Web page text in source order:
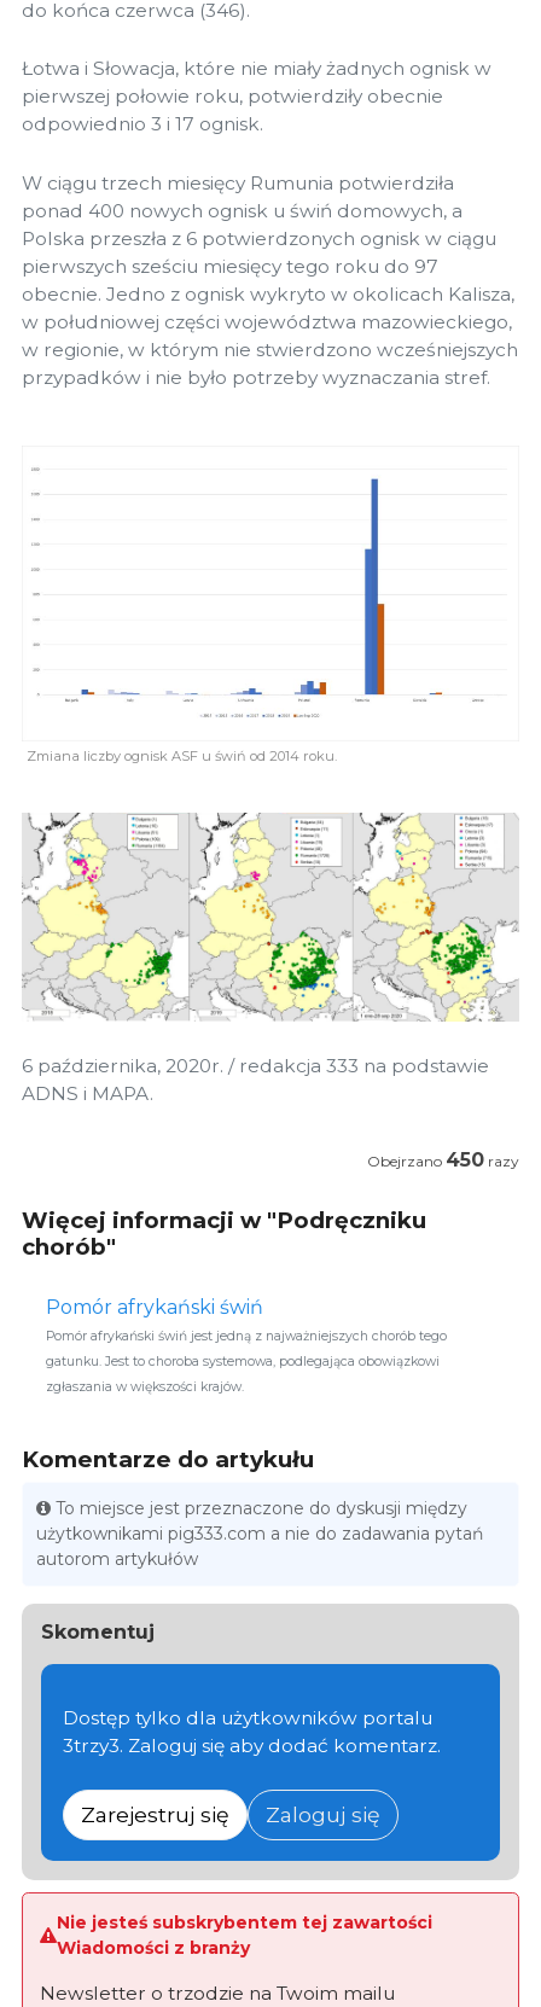
do końca czerwca (346).
Łotwa i Słowacja, które nie miały żadnych ognisk w
pierwszej połowie roku, potwierdziły obecnie
odpowiednio 3 i 17 ognisk.
W ciągu trzech miesięcy Rumunia potwierdziła
ponad 400 nowych ognisk u świń domowych, a
Polska przeszła z 6 potwierdzonych ognisk w ciągu
pierwszych sześciu miesięcy tego roku do 97
obecnie. Jedno z ognisk wykryto w okolicach Kalisza,
w południowej części województwa mazowieckiego,
w regionie, w którym nie stwierdzono wcześniejszych
przypadków i nie było potrzeby wyznaczania stref.
Zmiana liczby ognisk ASF u świń od 2014 roku.
6 października, 2020r. / redakcja 333 na podstawie
ADNS i MAPA.
Obejrzano 450 razy
Więcej informacji w "Podręczniku
chorób"
Pomór afrykański świń
Pomór afrykański świń jest jedną z najważniejszych chorób tego
gatunku. Jest to choroba systemowa, podlegająca obowiązkowi
zgłaszania w większości krajów.
Komentarze do artykułu
To miejsce jest przeznaczone do dyskusji między
użytkownikami pig333.com a nie do zadawania pytań
autorom artykułów
Skomentuj
Dostęp tylko dla użytkowników portalu
3trzy3. Zaloguj się aby dodać komentarz.
Zarejestruj się Zaloguj się
Nie jesteś subskrybentem tej zawartości
Wiadomości z branży
Newsletter o trzodzie na Twoim mailu